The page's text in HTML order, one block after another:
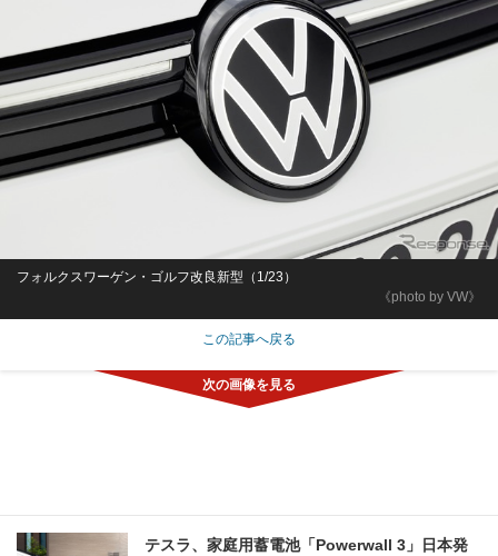
《photo by VW》
フォルクスワーゲン・ゴルフ改良新型（1/23）
この記事へ戻る
テスラ、家庭用蓄電池「Powerwall 3」日本発